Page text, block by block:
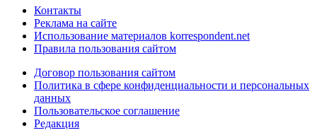
Контакты
Реклама на сайте
Использование материалов korrespondent.net
Правила пользования сайтом
Договор пользования сайтом
Политика в сфере конфиденциальности и персональных
данных
Пользовательское соглашение
Редакция